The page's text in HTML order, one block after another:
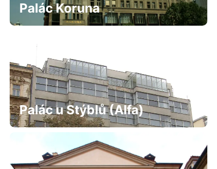
Palác Koruna
Palác u Stýblů (Alfa)